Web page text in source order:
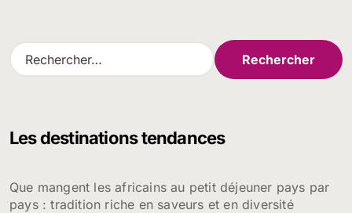
R
e
r
e
r
Les destinations tendances
Que mangent les africains au petit déjeuner pays par
pays : tradition riche en saveurs et en diversité